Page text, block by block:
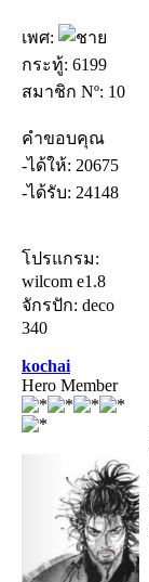
เพศ:
กระทู้: 6199
สมาชิก Nº: 10
คำขอบคุณ
-ได้ให้: 20675
-ได้รับ: 24148
โปรแกรม:
wilcom e1.8
จักรปัก: deco
340
kochai
Hero Member